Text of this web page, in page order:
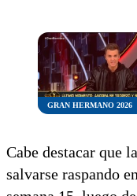
GRAN HERMANO 2026
Cabe destacar que
salvarse raspando